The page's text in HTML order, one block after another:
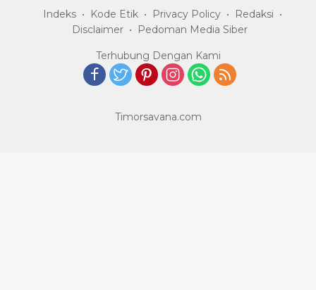
Indeks Kode Etik Privacy Policy
Redaksi
Disclaimer
Pedoman Media Siber
Terhubung Dengan Kami
Timorsavana.com